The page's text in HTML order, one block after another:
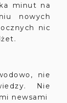
minut na
nowych
nic
nie
Nie
newsami